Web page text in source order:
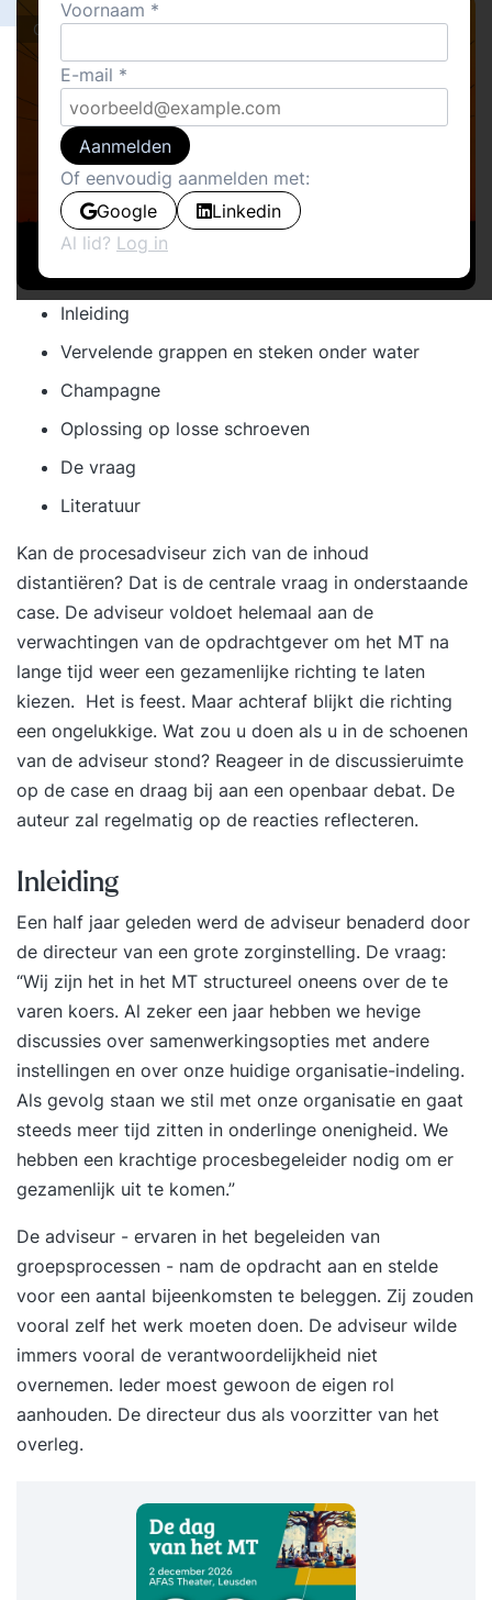
Cover stories · Cases
Inleiding
Vervelende grappen en steken onder water
Champagne
Oplossing op losse schroeven
De vraag
Literatuur
Kan de procesadviseur zich van de inhoud
distantiëren? Dat is de centrale vraag in onderstaande
case. De adviseur voldoet helemaal aan de
verwachtingen van de opdrachtgever om het MT na
lange tijd weer een gezamenlijke richting te laten
kiezen. Het is feest. Maar achteraf blijkt die richting
een ongelukkige. Wat zou u doen als u in de schoenen
van de adviseur stond? Reageer in de discussieruimte
op de case en draag bij aan een openbaar debat. De
auteur zal regelmatig op de reacties reflecteren.
Inleiding
Een half jaar geleden werd de adviseur benaderd door
de directeur van een grote zorginstelling. De vraag:
“Wij zijn het in het MT structureel oneens over de te
varen koers. Al zeker een jaar hebben we hevige
discussies over samenwerkingsopties met andere
instellingen en over onze huidige organisatie-indeling.
Als gevolg staan we stil met onze organisatie en gaat
steeds meer tijd zitten in onderlinge onenigheid. We
hebben een krachtige procesbegeleider nodig om er
gezamenlijk uit te komen.”
De adviseur - ervaren in het begeleiden van
groepsprocessen - nam de opdracht aan en stelde
voor een aantal bijeenkomsten te beleggen. Zij zouden
vooral zelf het werk moeten doen. De adviseur wilde
immers vooral de verantwoordelijkheid niet
overnemen. Ieder moest gewoon de eigen rol
aanhouden. De directeur dus als voorzitter van het
overleg.
Voornaam
E-mail
Aanmelden
Of eenvoudig aanmelden met:
Google
Linkedin
Al lid? Log in